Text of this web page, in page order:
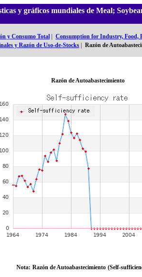
y gráficos mundiales de Meal;
y Consumo Total Consumption for Industry, Food,
y Razón de Uso-de-Stocks
Razón de
Razón de Autoabastecimiento
Nota: Razón de Autoabastecimiento (Self-